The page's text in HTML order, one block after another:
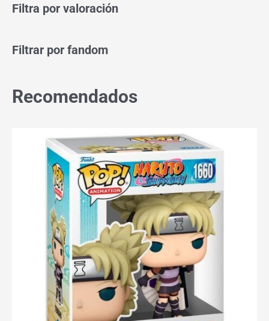
Filtra por valoración
Filtrar por fandom
Recomendados